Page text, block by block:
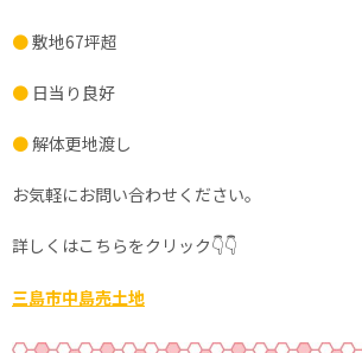
●敷地67坪超
● 日当り良好
●解体更地渡し
お気軽にお問い合わせください。
詳しくはこちらをクリック👇👇
三島市中島売土地